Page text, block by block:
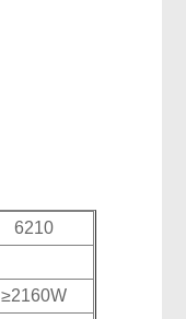
6210
≥2160W